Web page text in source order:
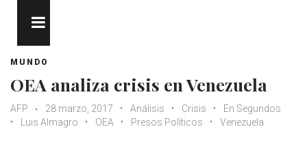
MUNDO
OEA analiza crisis en Venezuela
AFP 28 marzo, 2017 Análisis Crisis
En Segundos
Luis Almagro
OEA Presos Políticos Venezuela